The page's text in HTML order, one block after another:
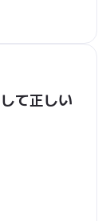
て正しい